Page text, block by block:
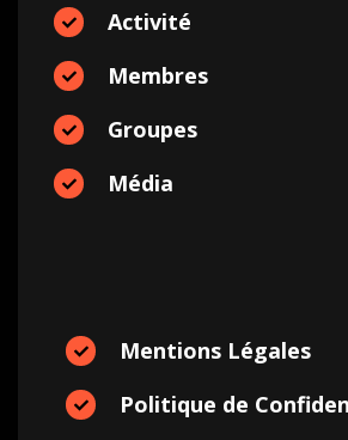
Activité
Membres
Groupes
Média
Mentions Légales
Politique de